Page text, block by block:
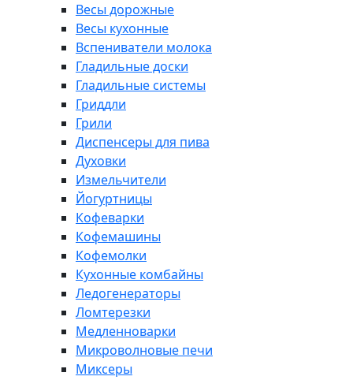
Весы дорожные
Весы кухонные
Вспениватели молока
Гладильные доски
Гладильные системы
Гриддли
Грили
Диспенсеры для пива
Духовки
Измельчители
Йогуртницы
Кофеварки
Кофемашины
Кофемолки
Кухонные комбайны
Ледогенераторы
Ломтерезки
Медленноварки
Микроволновые печи
Миксеры